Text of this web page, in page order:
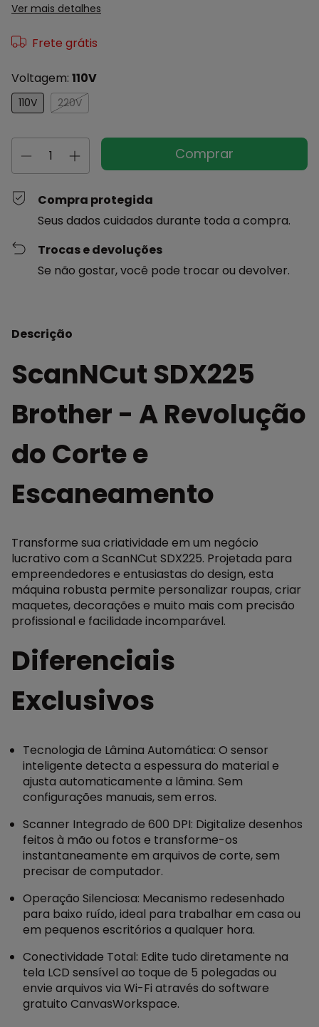
Ver mais detalhes
Frete grátis
Voltagem: 110V
110V 220V
Compra protegida
Seus dados cuidados durante toda a compra.
Trocas e devoluções
Se não gostar, você pode trocar ou devolver.
Descrição
ScanNCut SDX225
Brother - A Revolução
do Corte e
Escaneamento
Transforme sua criatividade em um negócio
lucrativo com a ScanNCut SDX225. Projetada para
empreendedores e entusiastas do design, esta
máquina robusta permite personalizar roupas, criar
maquetes, decorações e muito mais com precisão
profissional e facilidade incomparável.
Diferenciais
Exclusivos
Tecnologia de Lâmina Automática: O sensor
inteligente detecta a espessura do material e
ajusta automaticamente a lâmina. Sem
configurações manuais, sem erros.
Scanner Integrado de 600 DPI: Digitalize desenhos
feitos à mão ou fotos e transforme-os
instantaneamente em arquivos de corte, sem
precisar de computador.
Operação Silenciosa: Mecanismo redesenhado
para baixo ruído, ideal para trabalhar em casa ou
em pequenos escritórios a qualquer hora.
Conectividade Total: Edite tudo diretamente na
tela LCD sensível ao toque de 5 polegadas ou
envie arquivos via Wi-Fi através do software
gratuito CanvasWorkspace.